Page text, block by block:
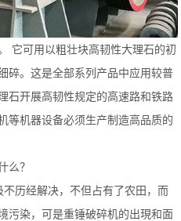
它可用以粗壮块高韧性大理石的初
碎。这是全部系列产品中应用较普
石开展高韧性规定的高速路和铁路
等机器设备必须生产制造高品质的
么？
历经解决，不但占有了农田，而
污染，可是重锤破碎机的出現和面